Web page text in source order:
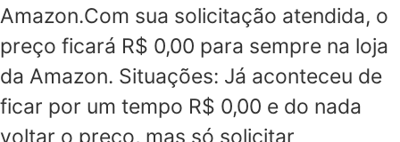
Amazon.Com sua solicitação atendida, o
preço ficará R$ 0,00 para sempre na loja
da Amazon. Situações: Já aconteceu de
ficar por um tempo R$ 0,00 e do nada
voltar o preço, mas só solicitar